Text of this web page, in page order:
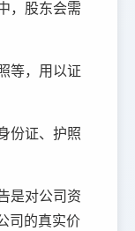
，股东会需
等，用以证
份证、护照
是对公司资
司的真实价